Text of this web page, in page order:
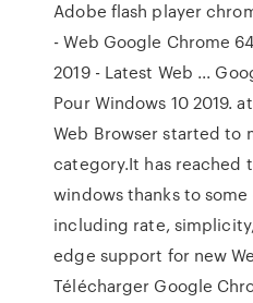
Adobe flash player
- Web Google Chrome
2019 - Latest Web ...
Pour Windows 10 2019.
Web Browser started to
category.It has reached
windows thanks to
including rate,
edge support for new
Télécharger Google